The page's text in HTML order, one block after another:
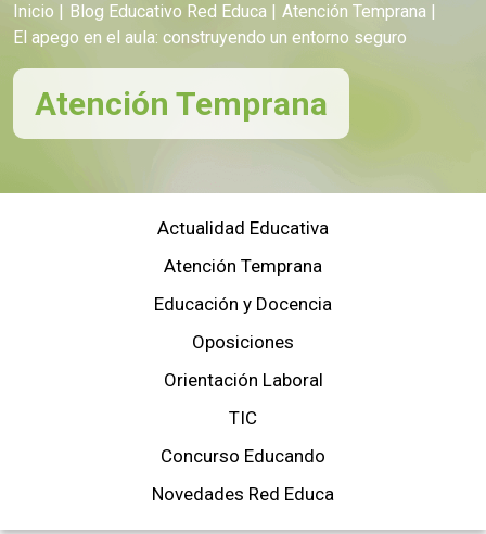
Inicio Blog Educativo Red Educa
Atención Temprana
El apego en el aula: construyendo un entorno seguro
Atención Temprana
Actualidad Educativa
Atención Temprana
Educación y Docencia
Oposiciones
Orientación Laboral
TIC
Concurso Educando
Novedades Red Educa